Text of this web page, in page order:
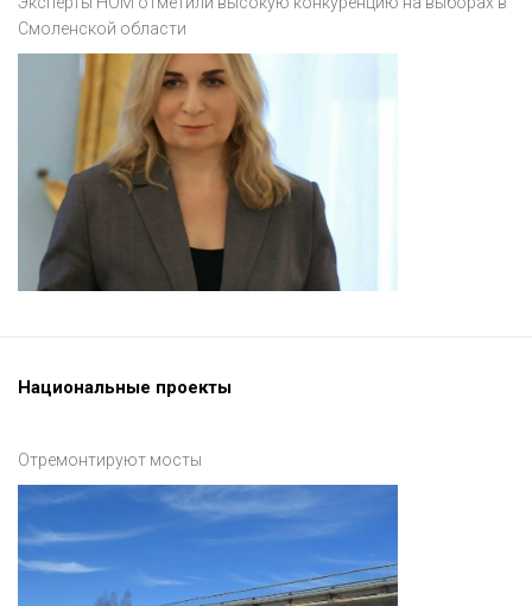
Смоленской области
Национальные проекты
Отремонтируют мосты